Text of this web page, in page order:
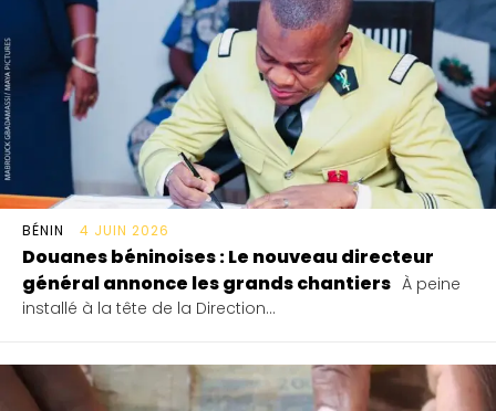
BÉNIN 4 JUIN 2026
Douanes béninoises : Le nouveau directeur
général annonce les grands chantiers À peine
installé à la tête de la Direction...